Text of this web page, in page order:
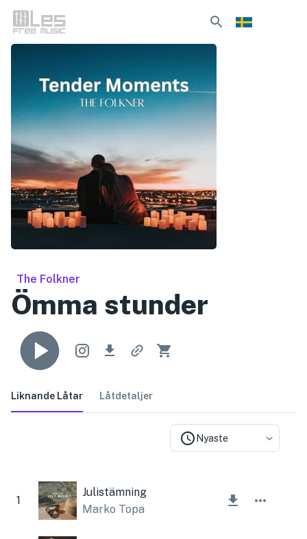
The Folkner
Ömma stunder
Liknande Låtar Låtdetaljer
Nyaste
1
Julistämning
Marko Topa